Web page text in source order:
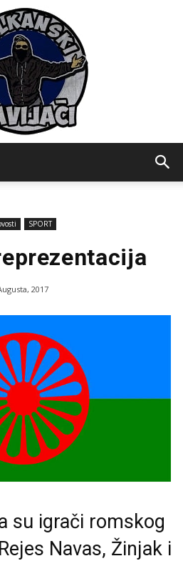
SPORT
2017
su igrači romskog
Navas, Žinjak i